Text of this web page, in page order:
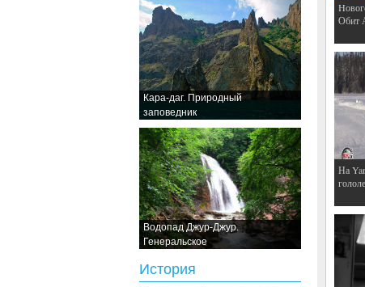
Кара-даг. Природный
заповедник
Водопад Джур-Джур.
Генеральское
История
Обит
На